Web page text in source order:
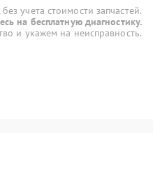
учета стоимости запчастей.
на бесплатную диагностику.
и укажем на неисправность.